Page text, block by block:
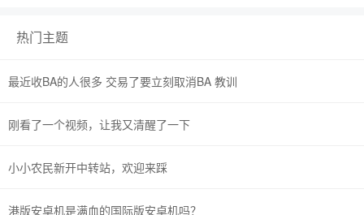
热门主题
最近收BA的人很多 交易了要立刻取消BA 教训
刚看了一个视频，让我又清醒了一下
小小农民新开中转站，欢迎来踩
港版安卓机是满血的国际版安卓机吗？